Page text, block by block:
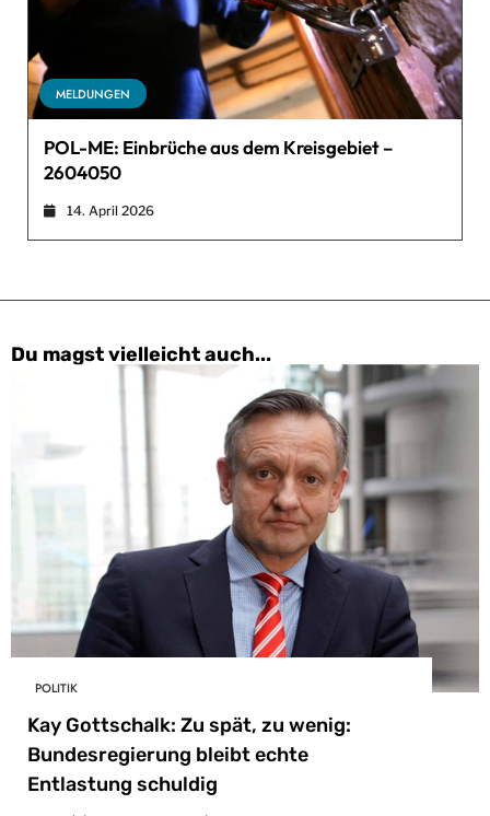
MELDUNGEN
POL-ME: Einbrüche aus dem Kreisgebiet –
2604050
14. April 2026
Du magst vielleicht auch...
POLITIK
Kay Gottschalk: Zu spät, zu wenig:
Bundesregierung bleibt echte
Entlastung schuldig